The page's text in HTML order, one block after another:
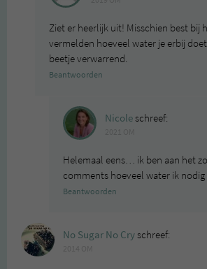
Ziet er heerlijk uit! Misschien best bij
vermelden hoeveel water je erbij
beetje verwarrend.
Beantwoorden
Nicoleschreef:
Helemaal eens… ik ben aan het
comments hoeveel water ik nodig
Beantwoorden
No Sugar No Cryschreef: